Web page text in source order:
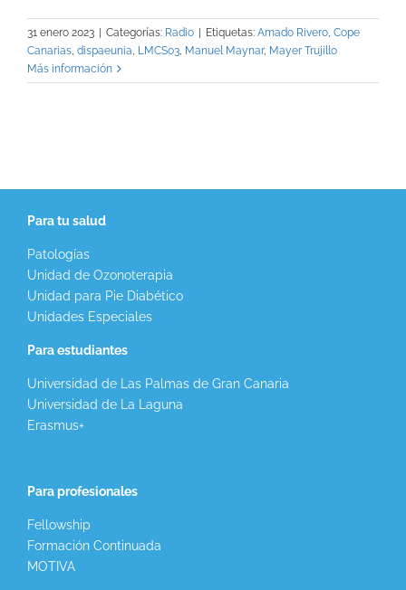
31 enero 2023 Categorías: Radio Etiquetas: Amado Rivero, Cope
Canarias, dispaeunia, LMCS03, Manuel Maynar, Mayer Trujillo
Más información
Para tu salud
Patologías
Unidad de Ozonoterapia
Unidad para Pie Diabético
Unidades Especiales
Para estudiantes
Universidad de Las Palmas de Gran Canaria
Universidad de La Laguna
Erasmus+
Para profesionales
Fellowship
Formación Continuada
MOTIVA